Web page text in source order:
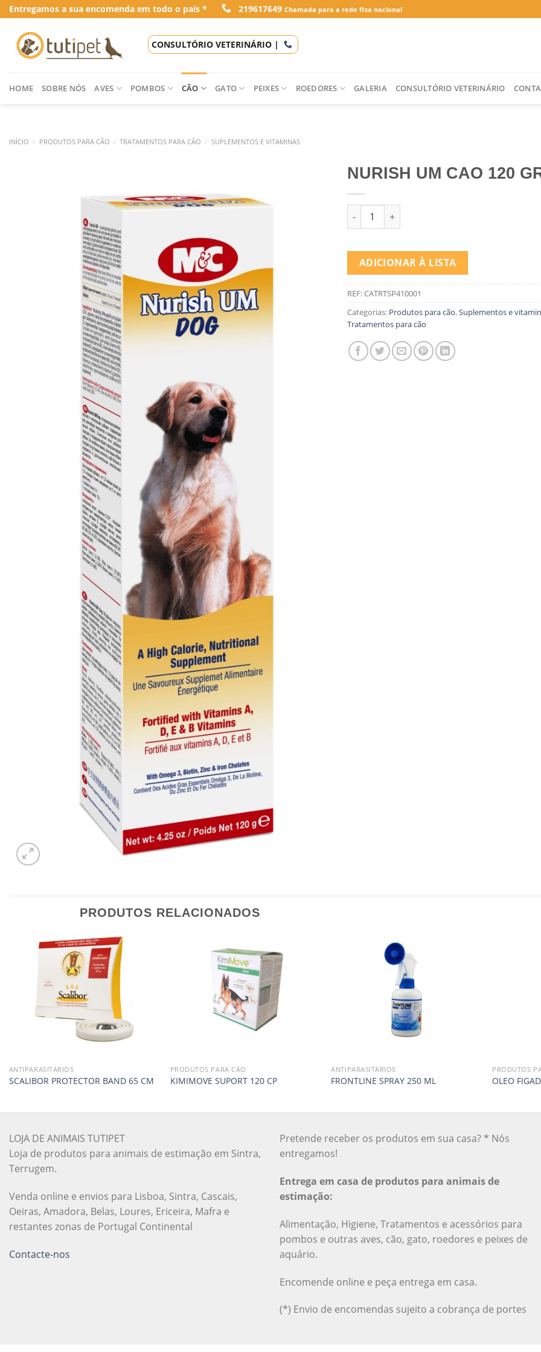
Skip
to
content
Entregamos a sua encomenda em todo o país * 219617649 Chamada para a rede fixa nacional
CONSULTÓRIO VETERINÁRIO |
HOME SOBRE NÓS AVES POMBOS CÃO GATO PEIXES ROEDORES GALERIA CONSULTÓRIO VETERINÁRIO
INÍCIO / PRODUTOS PARA CÃO / TRATAMENTOS PARA CÃO / SUPLEMENTOS E VITAMINAS
NURISH UM CAO 120
Quantidade de NURISH UM CAO 120 GR
ADICIONAR À LISTA
REF:CATRTSP410001
Categorias: Produtos para cão,Suplementos e
Tratamentos para cão
PRODUTOS RELACIONADOS
ANTIPARASITÁRIOS
SCALIBOR PROTECTOR BAND 65 CM
PRODUTOS PARA CÃO
KIMIMOVE SUPORT 120 CP
ANTIPARASITÁRIOS
FRONTLINE SPRAY 250 ML
PRODUTOS
OLEO
LOJA DE ANIMAIS TUTIPET
Loja de produtos para animais de estimação em Sintra,
Terrugem.
Venda online e envios para Lisboa, Sintra, Cascais,
Oeiras, Amadora, Belas, Loures, Ericeira, Mafra e
restantes zonas de Portugal Continental
Contacte-nos
Pretende receber os produtos em sua casa? * Nós
entregamos!
Entrega em casa de produtos para animais de
estimação:
Alimentação, Higiene, Tratamentos e acessórios para
pombos e outras aves, cão, gato, roedores e peixes de
aquário.
Encomende online e peça entrega em casa.
(*) Envio de encomendas sujeito a cobrança de portes